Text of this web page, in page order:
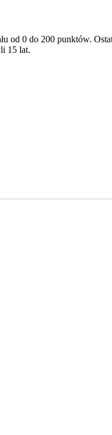
od 0 do 200 punktów.
15 lat.